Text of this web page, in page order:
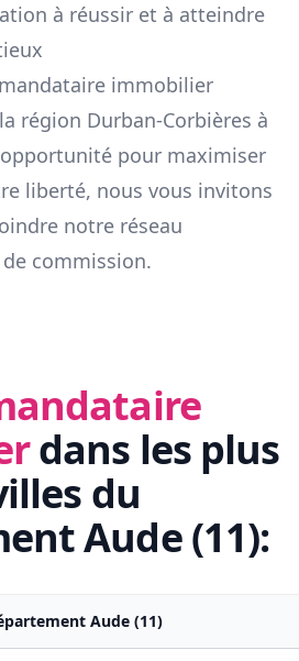
à réussir et à atteindre
immobilier
région Durban-Corbières à
pour maximiser
liberté, nous vous invitons
notre réseau
commission.
dans les plus
du
Aude(11):
Aude (11)